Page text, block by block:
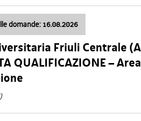
domande: 16.08.2026
Friuli Centrale
QUALIFICAZIONE –